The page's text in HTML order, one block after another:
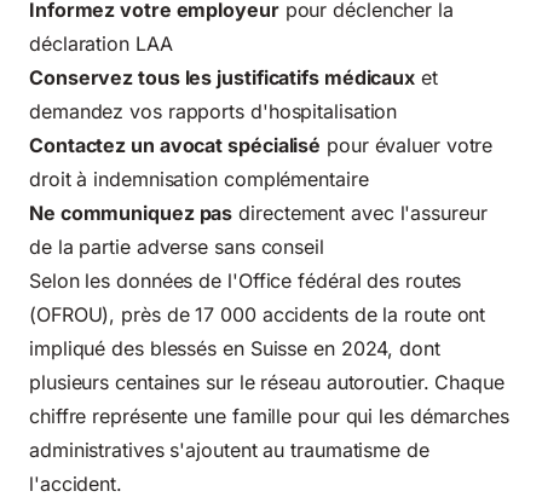
Informez votre employeurpour déclencher la
déclaration LAA
Conservez tous les justificatifs médicaux et
demandez vos rapports d'hospitalisation
Contactez un avocat spécialisé pour évaluer votre
droit à indemnisation complémentaire
Ne communiquez pas directement avec l'assureur
de la partie adverse sans conseil
Selon les données de l'Office fédéral des routes
(OFROU), près de 17 000 accidents de la route ont
impliqué des blessés en Suisse en 2024, dont
plusieurs centaines sur le réseau autoroutier. Chaque
chiffre représente une famille pour qui les démarches
administratives s'ajoutent au traumatisme de
l'accident.